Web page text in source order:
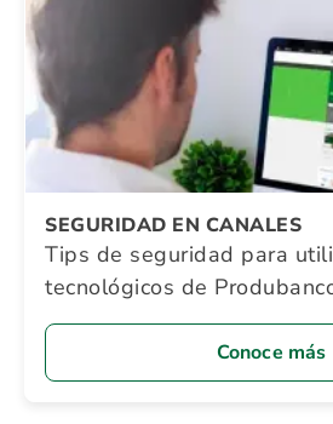
SEGURIDAD EN CANALES
Tips de seguridad para
tecnológicos de
Conoce más